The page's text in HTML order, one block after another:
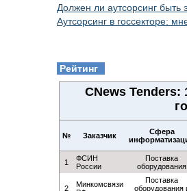
Должен ли аутсорсинг
Аутсорсинг в госсекторе:
Рейтинг
CNews
№ Заказчик
Сфера
1
ФСИН
России
Поставка
оборудования
2
Минкомсвязи
Поставка
оборудования